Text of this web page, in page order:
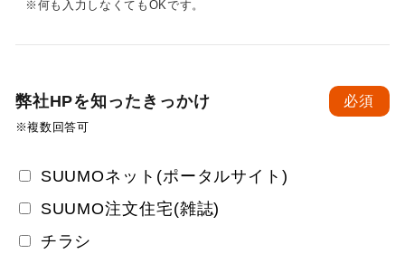
※何も入力しなくてもOKです。
弊社HPを知ったきっかけ 必須
※複数回答可
SUUMOネット(ポータルサイト)
SUUMO注文住宅(雑誌)
チラシ